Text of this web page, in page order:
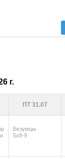
г.
ПТ 31.07
Безумцы
5х8-9